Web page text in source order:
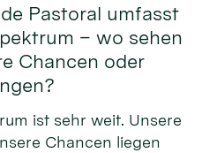
Pastoral umfasst
– wo sehen
Chancen oder
ist sehr weit. Unsere
Chancen liegen